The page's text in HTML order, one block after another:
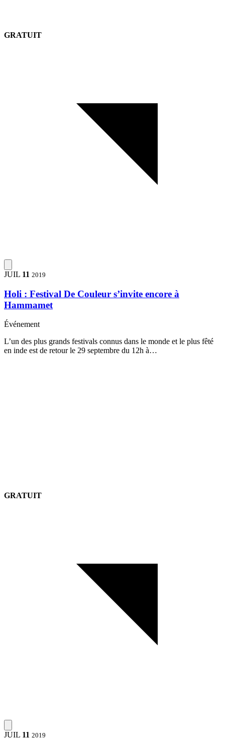
GRATUIT
JUIL 11 2019
Holi : Festival De Couleur s’invite encore à
Hammamet
Événement
L’un des plus grands festivals connus dans le monde et le plus fêté
en inde est de retour le 29 septembre du 12h à…
GRATUIT
JUIL 11 2019